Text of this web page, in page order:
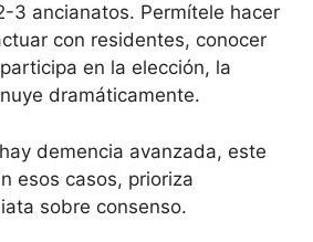
3 ancianatos. Permítele hacer
con residentes, conocer
en la elección, la
dramáticamente.
demencia avanzada, este
esos casos, prioriza
sobre consenso.